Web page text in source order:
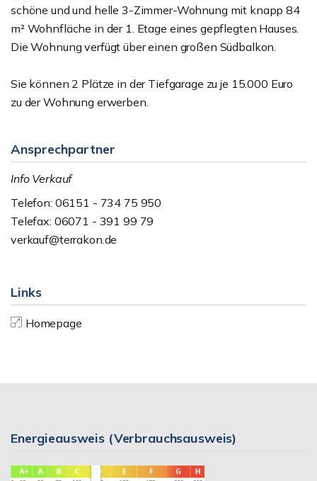
schöne und und helle 3-Zimmer-Wohnung mit knapp 84
m² Wohnfläche in der 1. Etage eines gepflegten Hauses.
Die Wohnung verfügt über einen großen Südbalkon.
Sie können 2 Plätze in der Tiefgarage zu je 15.000 Euro
zu der Wohnung erwerben.
Ansprechpartner
Info Verkauf
Telefon: 06151 - 734 75 950
Telefax: 06071 - 391 99 79
verkauf@terrakon.de
Links
Homepage
Energieausweis (Verbrauchsausweis)